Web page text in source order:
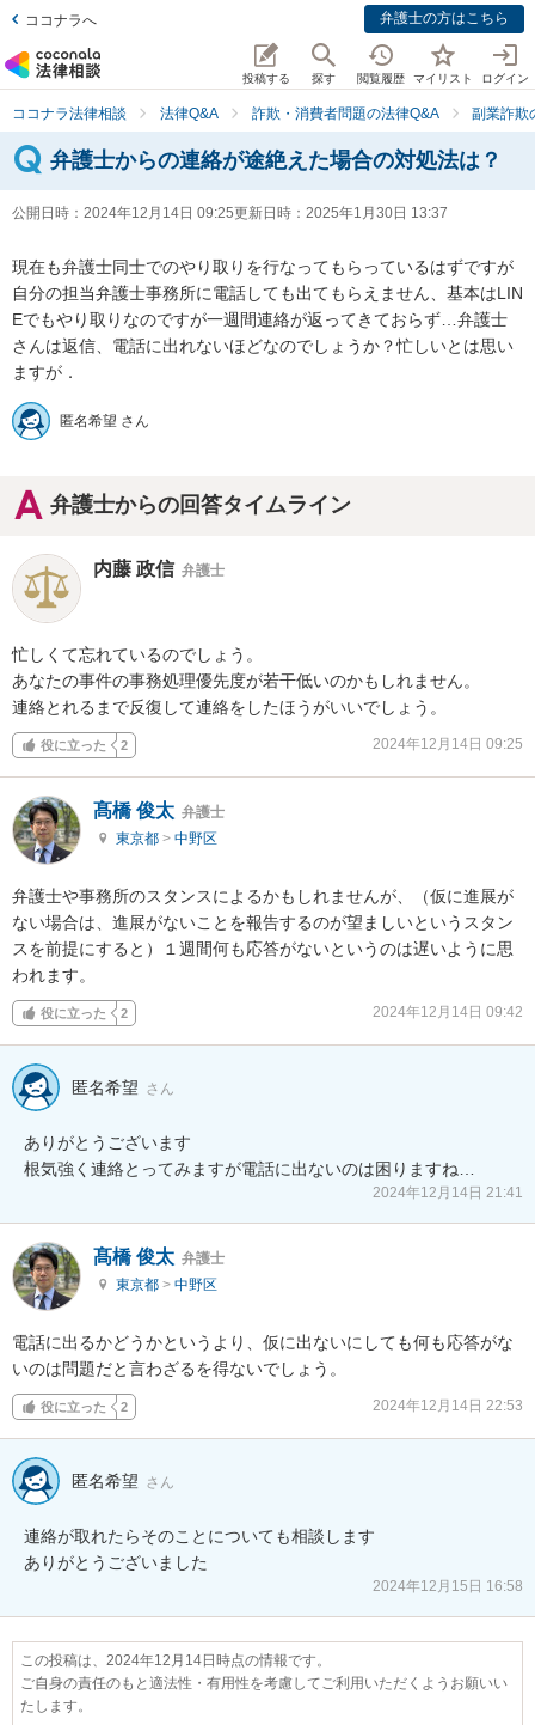
ココナラへ 弁護士の方はこちら
投稿する 探す 閲覧履歴 マイリスト ログイン
ココナラ法律相談 法律Q&A 詐欺・消費者問題の法律Q&A 副業詐欺
弁護士からの連絡が途絶えた場合の対処法は？
公開日時： 2024年12月14日 09:25更新日時： 2025年1月30日 13:37
現在も弁護士同士でのやり取りを行なってもらっているはずですが
自分の担当弁護士事務所に電話しても出てもらえません、基本はLIN
Eでもやり取りなのですが一週間連絡が返ってきておらず…弁護士
さんは返信、電話に出れないほどなのでしょうか？忙しいとは思い
ますが．
匿名希望 さん
弁護士からの回答タイムライン
内藤 政信 弁護士
忙しくて忘れているのでしょう。
あなたの事件の事務処理優先度が若干低いのかもしれません。
連絡とれるまで反復して連絡をしたほうがいいでしょう。
役に立った 2 2024年12月14日 09:25
髙橋 俊太 弁護士
東京都 > 中野区
弁護士や事務所のスタンスによるかもしれませんが、（仮に進展が
ない場合は、進展がないことを報告するのが望ましいというスタン
スを前提にすると）１週間何も応答がないというのは遅いように思
われます。
役に立った 2 2024年12月14日 09:42
匿名希望 さん
ありがとうございます
根気強く連絡とってみますが電話に出ないのは困りますね…
2024年12月14日 21:41
髙橋 俊太 弁護士
東京都 > 中野区
電話に出るかどうかというより、仮に出ないにしても何も応答がな
いのは問題だと言わざるを得ないでしょう。
役に立った 2 2024年12月14日 22:53
匿名希望 さん
連絡が取れたらそのことについても相談します
ありがとうございました
2024年12月15日 16:58
この投稿は、2024年12月14日時点の情報です。
ご自身の責任のもと適法性・有用性を考慮してご利用いただくようお願いい
たします。